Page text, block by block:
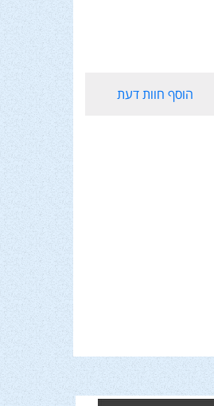
הוסף חוות דעת